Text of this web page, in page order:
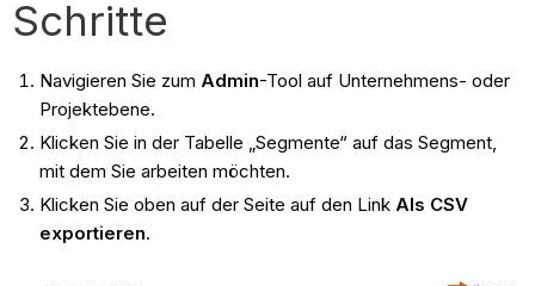
Schritte
Navigieren Sie zum Admin-Tool auf Unternehmens- oder
Projektebene.
Klicken Sie in der Tabelle „Segmente“ auf das Segment,
mit dem Sie arbeiten möchten.
Klicken Sie oben auf der Seite auf den Link Als CSV
exportieren.